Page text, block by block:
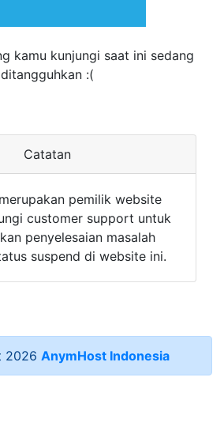
kamu kunjungi saat ini sedang
ditangguhkan :(
Catatan
pemilik website
customer support untuk
penyelesaian masalah
suspend di website ini.
2026 AnymHost Indonesia